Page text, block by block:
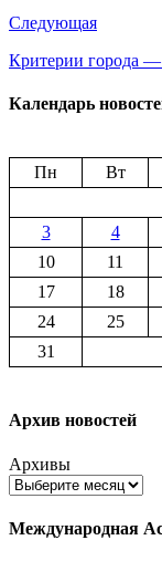
Следующая
Критерии города —
Календарь
Пн
Вт
3
4
10
11
17
18
24
25
31
Архив новостей
Архивы
Международная